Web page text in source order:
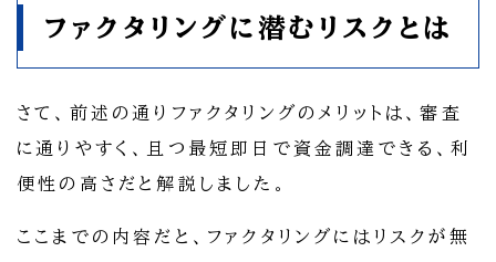
ファクタリングに潜むリスクとは
さて、前述の通りファクタリングのメリットは、審査
に通りやすく、且つ最短即日で資金調達できる、利
便性の高さだと解説しました。
ここまでの内容だと、ファクタリングにはリスクが無